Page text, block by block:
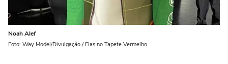
Noah Alef
Foto: Way Model/Divulgação / Elas no Tapete Vermelho